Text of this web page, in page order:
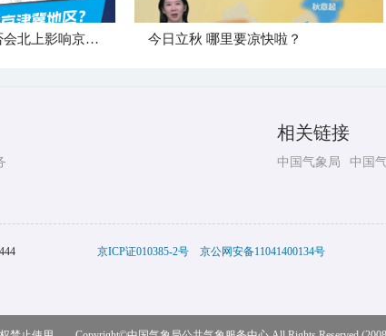
"白海豚"登陆后 是否会北上影响京津冀地区？ 今日立秋 哪里要凉快啦？
相关链接
中国气象局 中国
京ICP证010385-2号 京公网安备11041400134号